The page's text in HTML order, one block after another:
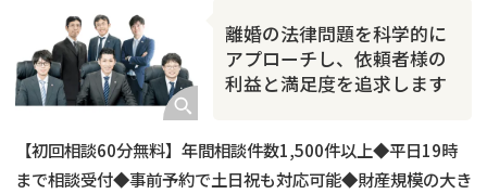
離婚の法律問題を科学的に
アプローチし、依頼者様の
利益と満足度を追求します
【初回相談60分無料】年間相談件数1,500件以上◆平日19時
まで相談受付◆事前予約で土日祝も対応可能◆財産規模の大き